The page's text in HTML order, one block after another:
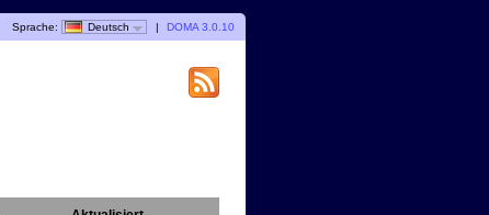
Sprache: Deutsch | DOMA 3.0.10